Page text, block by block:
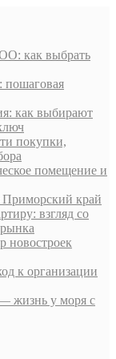
как выбрать
пошаговая
как выбирают
покупки,
помещение и
Приморский край
взгляд со
новостроек
к организации
жизнь у моря с